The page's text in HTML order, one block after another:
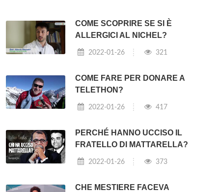
COME SCOPRIRE SE SI È
ALLERGICI AL NICHEL?
2022-01-26 321
COME FARE PER DONARE A
TELETHON?
2022-01-26 417
PERCHÉ HANNO UCCISO IL
FRATELLO DI MATTARELLA?
2022-01-26 373
CHE MESTIERE FACEVA